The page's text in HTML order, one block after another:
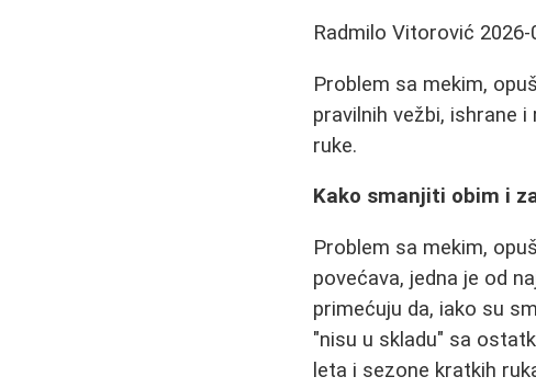
Radmilo Vitorović 2026-
Problem sa mekim,
pravilnih vežbi, ishrane
ruke.
Kako smanjiti obim i
Problem sa mekim,
povećava, jedna je od
primećuju da, iako su
"nisu u skladu" sa
leta i sezone kratkih